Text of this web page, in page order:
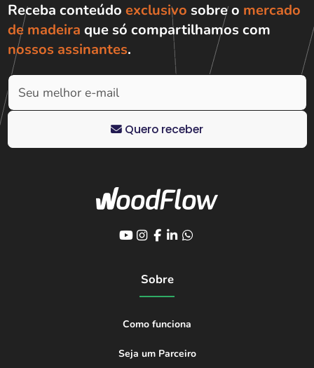
Receba conteúdo exclusivo sobre o mercado
de madeira que só compartilhamos com
nossos assinantes.
Quero receber
Sobre
Como funciona
Seja um Parceiro